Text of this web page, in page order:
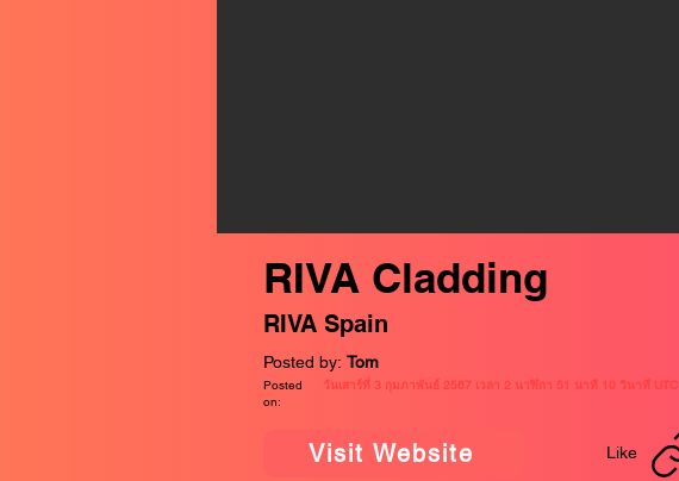
RIVA Cladding
RIVA Spain
Posted by: Tom
Posted
on:
วันเสาร์ที่ 3 กุมภาพันธ์ 2567 เวลา 2 นาฬิกา 51 นาที 10 วินาที UTC
Visit Website Like